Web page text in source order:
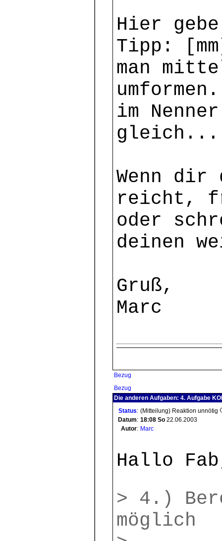
Hier
Tipp:
man
im
gleich...
Wenn
reicht,
oder
deinen
Gruß,
Marc
Bezug
Bezug
Die anderen Aufgaben: 4. Aufgabe
Status: (Mitteilung) Reaktion unnötig
Datum: 18:08 So 22.06.2003
Autor: Marc
Hallo
> 4.)
möglich